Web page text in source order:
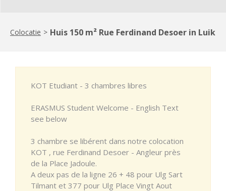
Colocatie > Huis 150 m² Rue Ferdinand Desoer in Luik
KOT Etudiant - 3 chambres libres
ERASMUS Student Welcome - English Text
see below
3 chambre se libérent dans notre colocation
KOT , rue Ferdinand Desoer - Angleur près
de la Place Jadoule.
A deux pas de la ligne 26 + 48 pour Ulg Sart
Tilmant et 377 pour Ulg Place Vingt Aout